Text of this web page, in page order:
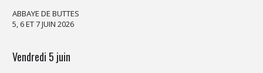
ABBAYE DE BUTTES
5, 6 ET 7 JUIN 2026
Vendredi 5 juin